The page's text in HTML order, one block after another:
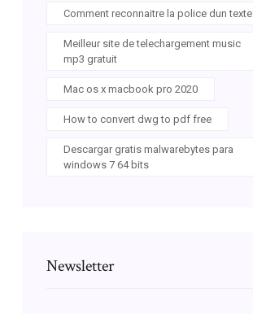
Comment reconnaitre la police dun texte
Meilleur site de telechargement music
mp3 gratuit
Mac os x macbook pro 2020
How to convert dwg to pdf free
Descargar gratis malwarebytes para
windows 7 64 bits
Newsletter